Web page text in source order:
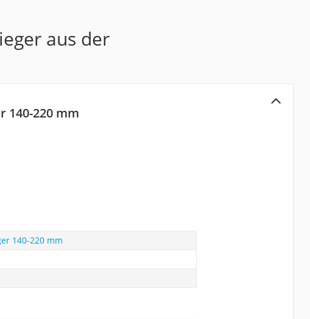
aus der
140-220 mm
140-220 mm